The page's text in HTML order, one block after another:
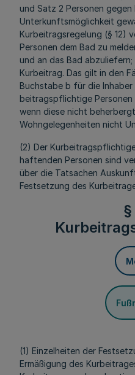
und Satz 2 Personen
Unterkunftsmöglichkeit
Kurbeitragsregelung (§ 12)
Personen dem Bad zu
und an das Bad
Kurbeitrag. Das gilt in den
Buchstabe b für die
beitragspflichtige Personen
wenn diese nicht
Wohngelegenheiten nicht
(2) Der
haftenden Personen sind
über die Tatsachen
Festsetzung des
§
(1) Einzelheiten der
Ermäßigung des